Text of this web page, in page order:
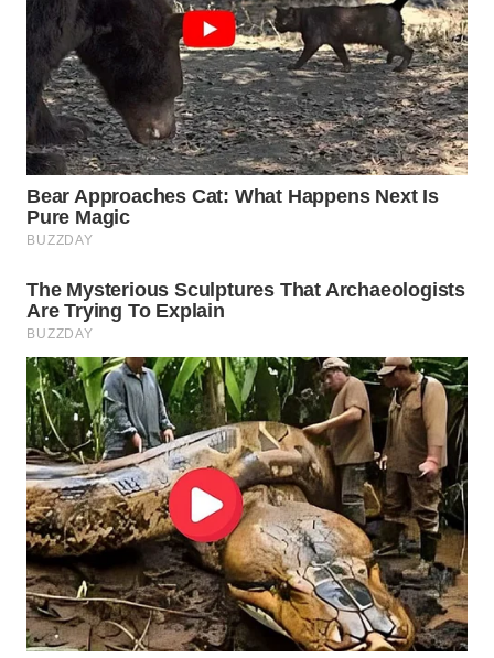
WN
TANGERANG
WN
BINJAI
WN
CIREBON
WN
INDRAMAYU
WN
KUNINGAN
WN
MAJALENGKA
WN
SUBANG
WN
SUKABUMI